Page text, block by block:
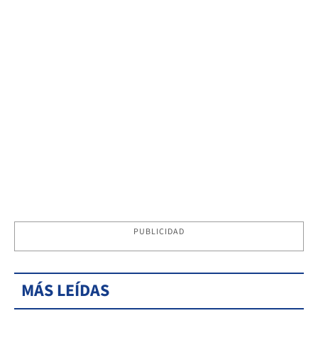
PUBLICIDAD
MÁS LEÍDAS